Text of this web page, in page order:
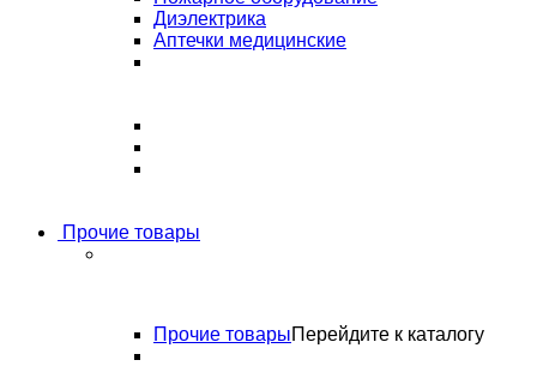
Диэлектрика
Аптечки медицинские
Прочие товары
Прочие товарыПерейдите к каталогу